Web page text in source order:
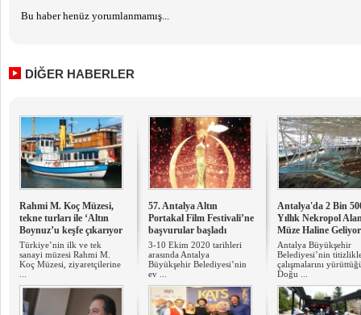
Bu haber henüz yorumlanmamış...
DİĞER HABERLER
Rahmi M. Koç Müzesi,
tekne turları ile ‘Altın
Boynuz’u keşfe çıkarıyor
Türkiye’nin ilk ve tek
sanayi müzesi Rahmi M.
Koç Müzesi, ziyaretçilerine
57. Antalya Altın
Portakal Film Festivali’ne
başvurular başladı
3-10 Ekim 2020 tarihleri
arasında Antalya
Büyükşehir Belediyesi’nin
ev ...
Antalya'da 2 Bin
Yıllık Nekropol
Müze Haline Geliyor
Antalya Büyükşehir
Belediyesi’nin
çalışmalarını
Doğu ...